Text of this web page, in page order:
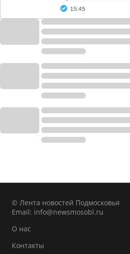
15:45
© Лента новостей Подмосковья
Email: info@newsmosobl.ru
О нас
Контакты